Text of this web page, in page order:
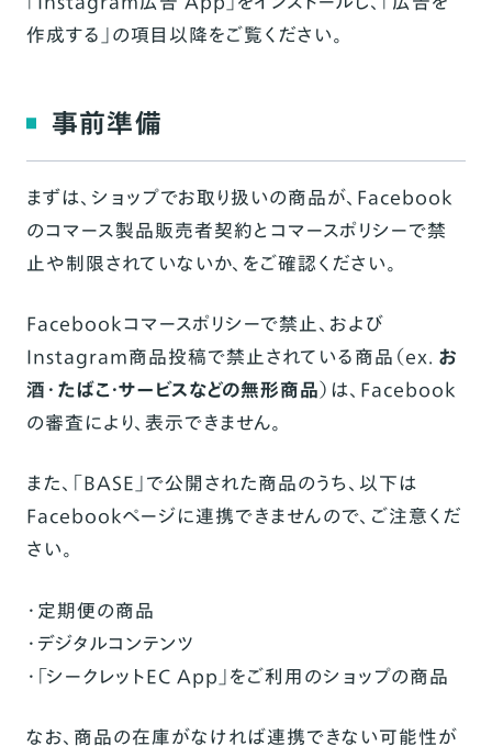
作成する 」の項目以降をご覧ください。
事前準備
まずは、ショップでお取り扱いの商品が、Facebook
のコマース製品販売者契約と コマースポリシーで禁
止や制限されていないか、をご確認ください。
Facebookコマースポリシーで禁止、および
Instagram商品投稿で禁止されている商品（ex. お
酒・たばこ・サービスなどの無形商品）は、Facebook
の審査により、表示できません。
また、「BASE」で公開された商品のうち、以下は
Facebookページに連携できませんので、ご注意くだ
さい。
・定期便の商品
・デジタルコンテンツ
・「シークレットEC App」をご利用のショップの商品
なお、商品の在庫がなければ連携できない可能性が